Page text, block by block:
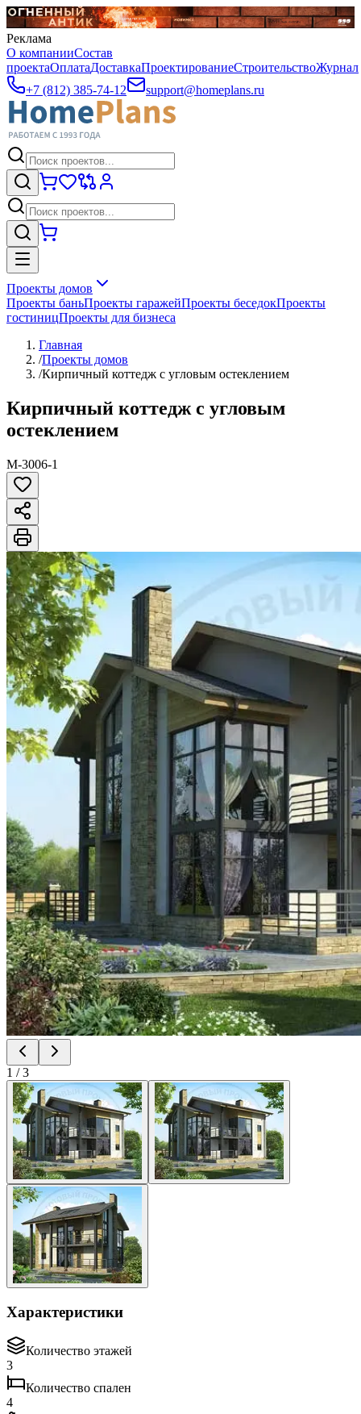
Реклама
О компанииСостав
проектаОплатаДоставкаПроектированиеСтроительствоЖурнал
+7 (812) 385-74-12
support@homeplans.ru
Проекты домов
Проекты баньПроекты гаражейПроекты беседокПроекты
гостиницПроекты для бизнеса
Главная
/Проекты домов
/Кирпичный коттедж с угловым остеклением
Кирпичный коттедж с угловым
остеклением
M-3006-1
1 /3
Характеристики
Количество этажей
3
Количество спален
4